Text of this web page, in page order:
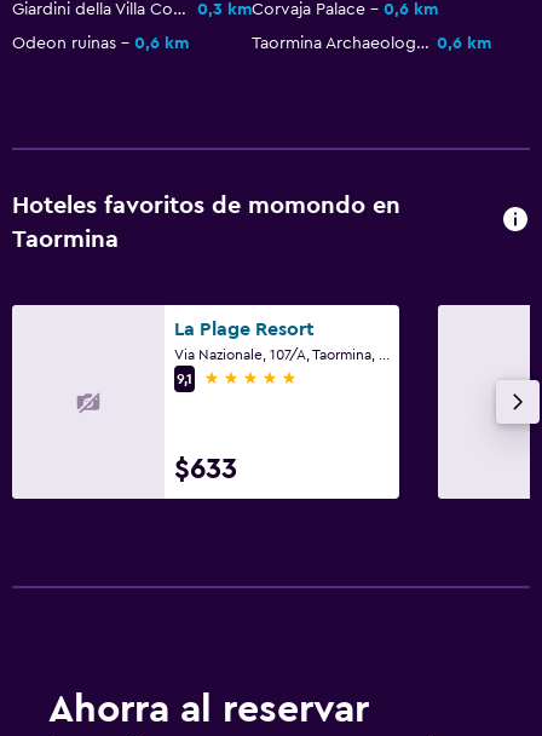
Giardini della Villa Comunale 0,3 kmCorvaja Palace
0,6 km
Odeon ruinas
0,6 km Taormina Archaeological Museum 0,6 km
Hoteles favoritos de momondo en
Taormina
La Plage Resort
9,1
5 estrellas
$633
Ahorra al reservar